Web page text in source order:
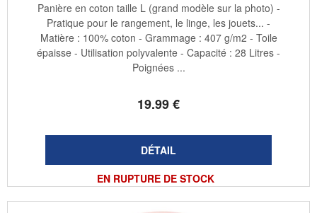
19.99€
EN RUPTURE DE STOCK
Panière en coton taille L (grand modèle sur la photo) -
Pratique pour le rangement, le linge, les jouets... -
Matière : 100% coton - Grammage : 407 g/m2 - Toile
épaisse - Utilisation polyvalente - Capacité : 28 Litres -
Poignées ...